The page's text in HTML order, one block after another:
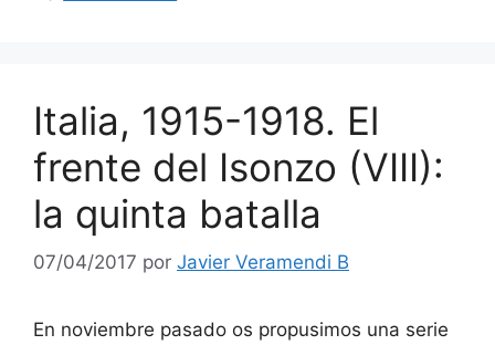
Italia, 1915-1918. El
frente del Isonzo (VIII):
la quinta batalla
07/04/2017 por Javier Veramendi B
En noviembre pasado os propusimos una serie